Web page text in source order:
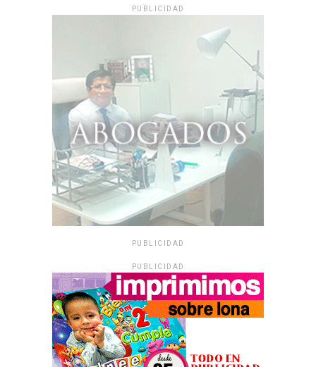
PUBLICIDAD
PUBLICIDAD
PUBLICIDAD